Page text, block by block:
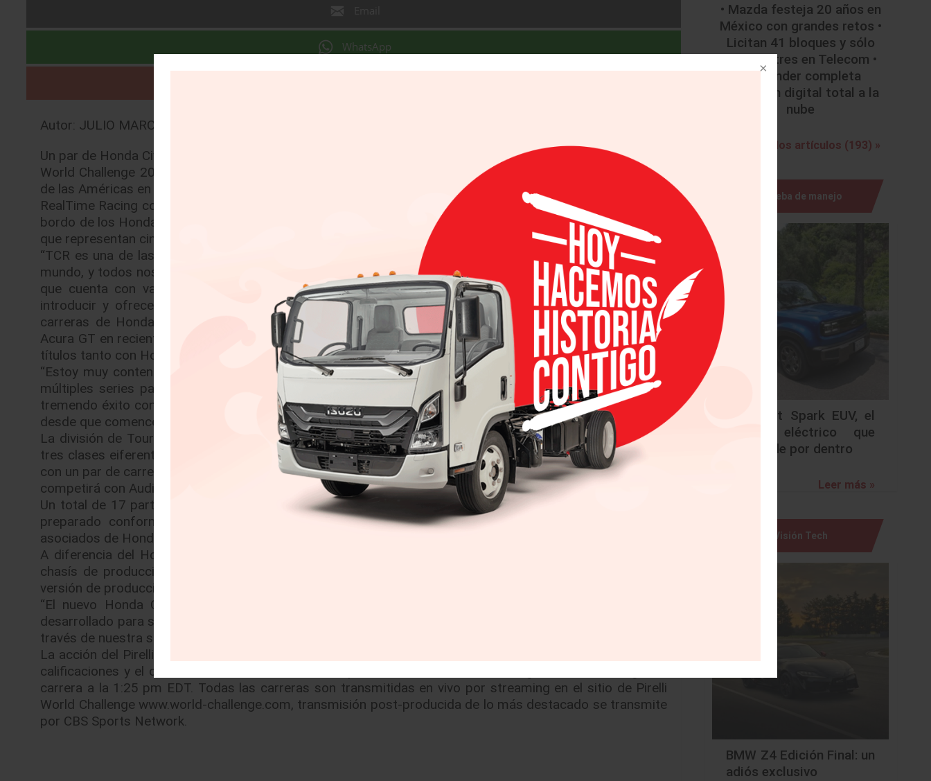
WhatsApp
Autor: JULIO MARCELO BRITO ALVISO |
Un par de Honda Civic Type R se unirán a la categoría TCR conforme las divisiones de Touring Car del Pirelli
World Challenge 2018 comienzan su temporada este fin de semana con un par de carreras en el Circuito
de las Américas en Austin, Texas.
RealTime Racing contará con el veterano conductor de Honda Ryan Eversley y el regreso de Nick Esayian a
bordo de los Honda Civic Type R en el competitivo campo TCR que incluyen no menos de 14 participantes
que representan cinco importantes fabricantes de automóviles.
“TCR es una de las categorías de carreras de Touring Car que más rápido están creciendo alrededor del
mundo, y todos nosotros en Honda y HDP disfrutamos tomar parte en esta competitiva serie de carreras
que cuenta con varios fabricantes”, dijo Art St. Cyr, presiente de HPD. “Estamos entusiasmados por
introducir y ofrecer este auto de competencias TCR basado en el Civic Type R, para los fans de las
carreras de Honda. Mientras que el RealTIme Racing ha estado asociada con nuestros programas de
Acura GT en recientes temporadas, el equipo ha sido exitoso en las clases Touring Car, ganando múltiples
títulos tanto con Honda como con Acura desde inicios de los ’90”.
“Estoy muy contento en continuar mi relación con RealTIme Racing y HDP”, dijo Eversley, un ganador en
múltiples series para Honda y Acura incluyendo PWC GT. “Si ven la historia de RealTime han tenido un
tremendo éxito con autos de turismo de tracción delantera, y correr con uno de ellos es lo que he soñado
desde que comencé de piloto de carreras, es muy emocionante”.
La división de Touring Car del Pirelli World Challenge se compone de 12 carreras en 6 semanas e incluye
tres clases eiferentes: TCR, TC y TCA. Nueve fabricantes toman parte en las tres clases, cada uno cuenta
con un par de carreras de 40 minutos durante cada evento de fin de semana. En TCR el Honda Civic Type R
competirá con Audi, Volkswagen, Hyundai y Alfa Romeo en una carrera de 14 autos.
Un total de 17 participantes entraron a la clase TC este fin de semana, incluyendo el Honda Civic Type R
preparado conforme las reglas de la clase TC y participó como Equipo HMA, compuesto por los
asociados de Honda Manufacturing of Alabama. Josh Foran, un ingeniero de HMA, conduce para el equipo.
A diferencia del Honda Civic Type R TCR que utiliza muchos componentes Racing junto con el motor y
chasís de producción, las regulaciones técnicas del TC requieren que el vehículo sea muy cercano a la
versión de producción con cambios mínimos en seguridad y suspensión.
“El nuevo Honda Civic Type R el la plataforma ideal para la clase TC”, dijo St. Cyr. “El Type R fue
desarrollado para ser un auto de pista para el camino directo de fábrica, y lo reconvertimos para la pista a
través de nuestra sociedad con JAS Motosport”.
La acción del Pirelli World Challenge TCR comenzó el viernes con dos sesiones de prácticas seguidas por
calificaciones y el carrera de 40 minutos a las 5:55 pm EDT del sábado. El domingo se corrió la segunda
carrera a la 1:25 pm EDT. Todas las carreras son transmitidas en vivo por streaming en el sitio de Pirelli
World Challenge www.world-challenge.com, transmisión post-producida de lo más destacado se transmite
por CBS Sports Network.
• Mazda festeja 20 años en
México con grandes retos •
Licitan 41 bloques y sólo
colocan tres en Telecom •
Santander completa
migración digital total a la
nube
Ver todos los artículos (193) »
Prueba de manejo
Chevrolet Spark EUV, el
urbano eléctrico que
sorprende por dentro
Leer más »
Visión Tech
BMW Z4 Edición Final: un
adiós exclusivo